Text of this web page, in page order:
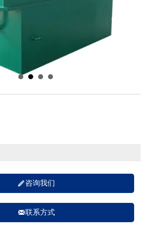
咨询我们
联系方式